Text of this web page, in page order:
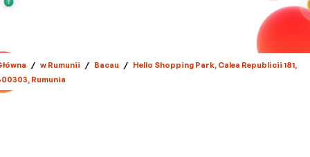
/ w Rumunii / Bacau / Hello Shopping Park, Calea Republicii 181,
Rumunia